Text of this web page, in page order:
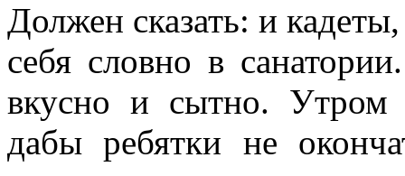
Должен сказать: и
себя словно в
вкусно и сытно. Утром
дабы ребятки не